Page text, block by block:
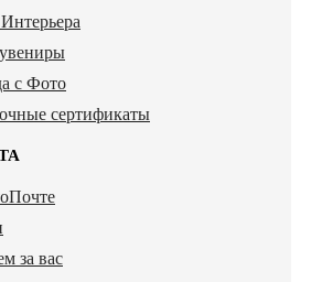
с Фото
сертификаты
за вас